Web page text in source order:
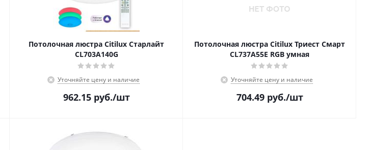
Потолочная люстра Citilux Старлайт
CL703A140G
Уточняйте цену и наличие
962.15руб./шт
Потолочная люстра Citilux Триест Смарт
CL737A55E RGB умная
Уточняйте цену и наличие
704.49руб./шт